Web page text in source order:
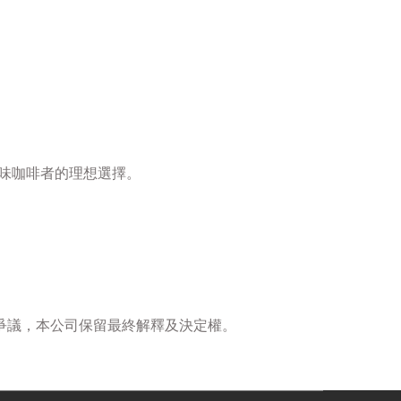
咖啡者的理想選擇。
，本公司保留最終解釋及決定權。